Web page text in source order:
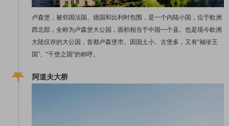
卢森堡，被邻国法国、德国和比利时包围，是一个内陆小国，位于欧洲
西北部，全称为卢森堡大公国，面积相当于中国一个县。也是现今欧洲
大陆仅存的大公国，首都卢森堡市。因国土小、古堡多，又有“袖珍王
国”、“千堡之国”的称呼。
阿道夫大桥